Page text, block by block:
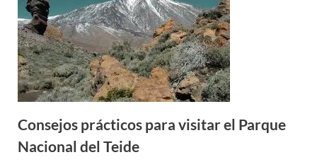
Consejos prácticos para visitar el Parque
Nacional del Teide